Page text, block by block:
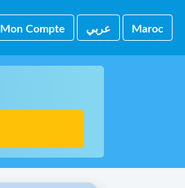
Mon Compte ﻋﺮﺑﻲ Maroc